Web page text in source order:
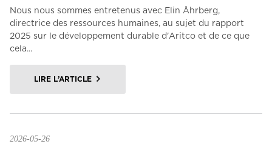
Nous nous sommes entretenus avec Elin Åhrberg,
directrice des ressources humaines, au sujet du rapport
2025 sur le développement durable d'Aritco et de ce que
cela...
LIRE L’ARTICLE
2026-05-26